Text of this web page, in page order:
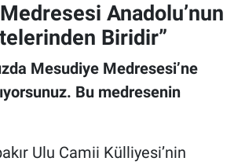
Anadolu’nun
Biridir”
Mesudiye Medresesi’ne
Bu medresenin
Ulu Camii Külliyesi’nin